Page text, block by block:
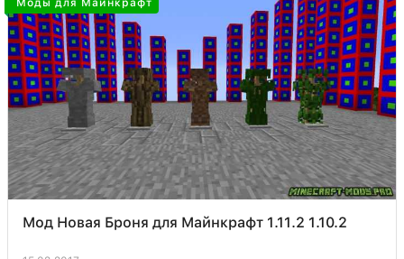
Моды для Майнкрафт
Мод Новая Броня для Майнкрафт 1.11.2 1.10.2